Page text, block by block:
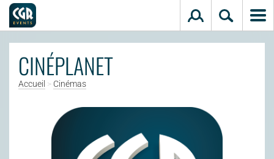
Aller au contenu principal
CINÉPLANET
Accueil > Cinémas